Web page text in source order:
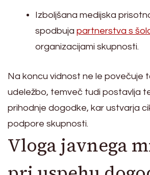
Izboljšana medijska
spodbuja partnerstva s
organizacijami skupnosti.
Na koncu vidnost ne le povečuje
udeležbo, temveč tudi postavlja
prihodnje dogodke, kar ustvarja
podpore skupnosti.
Vloga javnega